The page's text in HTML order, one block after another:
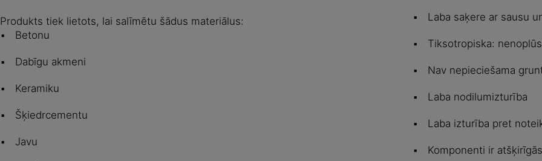
Produkts tiek lietots, lai salīmētu šādus materiālus:
Betonu
Dabīgu akmeni
Keramiku
Šķiedrcementu
Javu
Laba saķere ar sausu
Tiksotropiska:
Nav nepieciešama
Laba nodilumizturība
Laba izturība pret
Komponenti ir